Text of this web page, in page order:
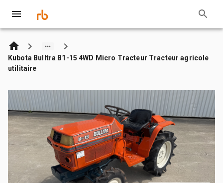
Kubota Bulltra B1-15 4WD Micro Tracteur Tracteur agricole
utilitaire